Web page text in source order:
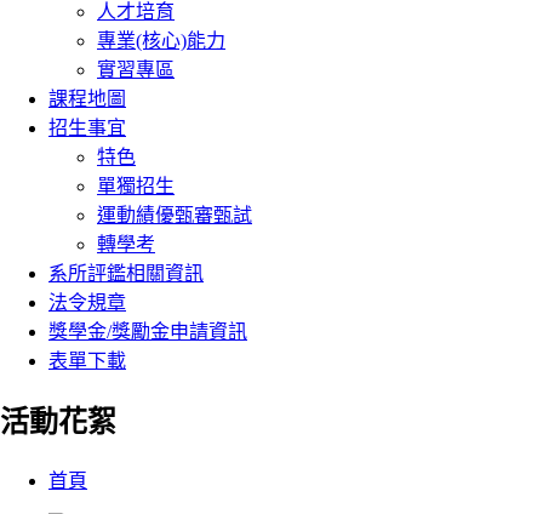
人才培育
專業(核心)能力
實習專區
課程地圖
招生事宜
特色
單獨招生
運動績優甄審甄試
轉學考
系所評鑑相關資訊
法令規章
獎學金/獎勵金申請資訊
表單下載
活動花絮
首頁